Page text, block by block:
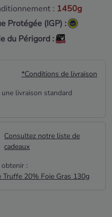
: 1450g
Protégée (IGP) :
du Périgord :
*Conditions de livraison
livraison standard
Consultez notre liste de
cadeaux
:
Truffe 20% Foie Gras 130g